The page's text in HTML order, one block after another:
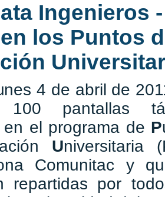
Ingenieros -
los Puntos
4 de abril de
pantallas
en el programa de P
Universitaria
Comunitac y
repartidas por